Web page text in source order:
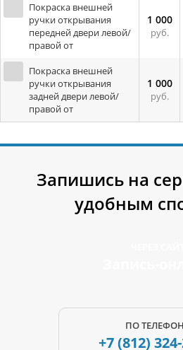
Покраска внешней
ручки открывания
передней двери левой/
правой от
1 000
руб.
Покраска внешней
ручки открывания
задней двери левой/
правой от
1 000
руб.
Запишись на
удобным
ПО
+7 (812)